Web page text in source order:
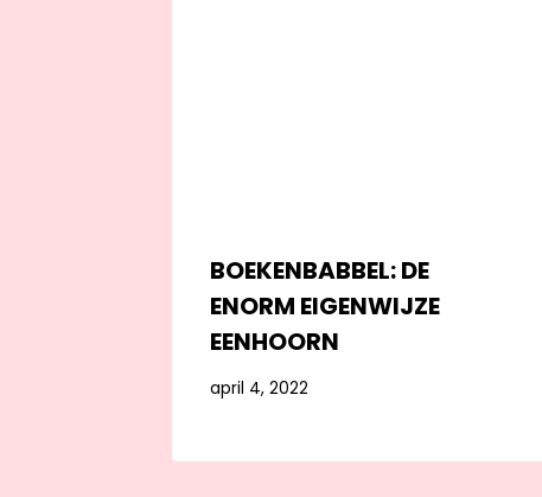
BOEKENBABBEL: DE
ENORM EIGENWIJZE
EENHOORN
april 4, 2022